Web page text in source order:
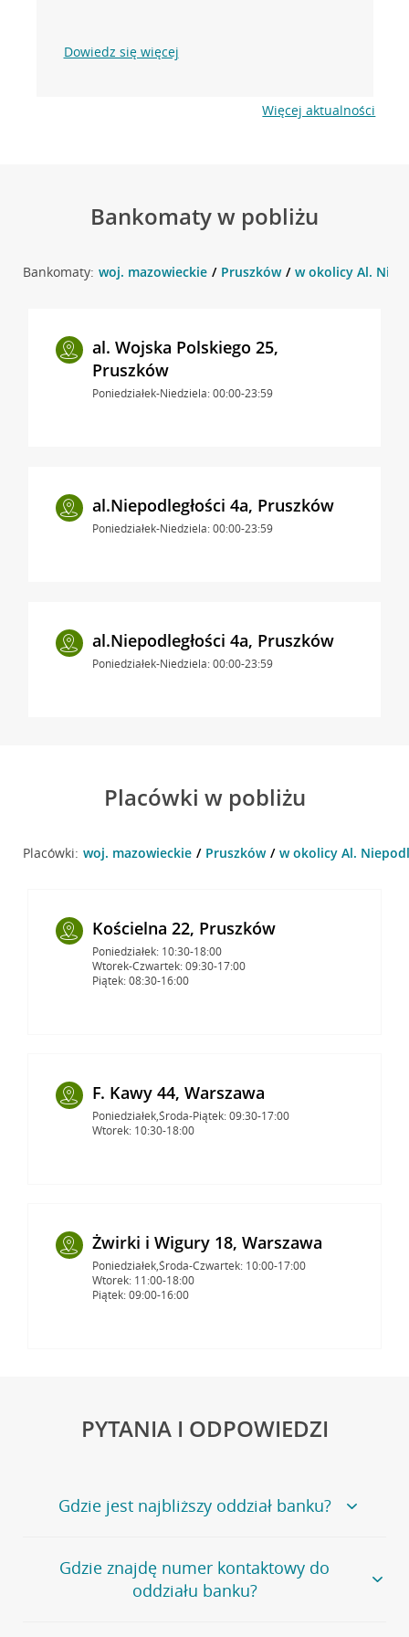
Dowiedz się więcej
Więcej aktualności
Bankomaty w pobliżu
Bankomaty: woj. mazowieckie Pruszków w okolicy Al.
al. Wojska Polskiego 25,
Pruszków
Poniedziałek-Niedziela: 00:00-23:59
al.Niepodległości 4a, Pruszków
Poniedziałek-Niedziela: 00:00-23:59
al.Niepodległości 4a, Pruszków
Poniedziałek-Niedziela: 00:00-23:59
Placówki w pobliżu
Placówki: woj. mazowieckie Pruszków w okolicy Al.
Kościelna 22, Pruszków
Poniedziałek: 10:30-18:00
Wtorek-Czwartek: 09:30-17:00
Piątek: 08:30-16:00
F. Kawy 44, Warszawa
Poniedziałek,Środa-Piątek: 09:30-17:00
Wtorek: 10:30-18:00
Żwirki i Wigury 18, Warszawa
Poniedziałek,Środa-Czwartek: 10:00-17:00
Wtorek: 11:00-18:00
Piątek: 09:00-16:00
PYTANIA I ODPOWIEDZI
Gdzie jest najbliższy oddział banku?
Jeśli szukasz oddziału naszego banku, zapraszamy na
stronęPlacówki i bankomaty, na której znajduje się
wygodna wyszukiwarka.
Gdzie znajdę numer kontaktowy do
oddziału banku?